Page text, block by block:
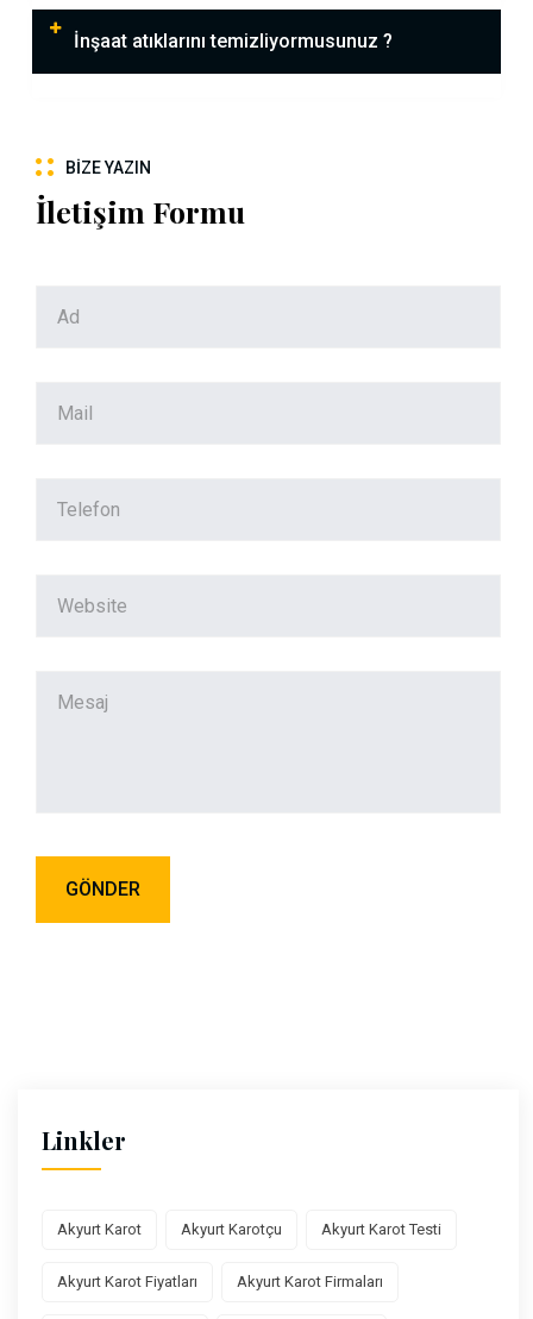
İnşaat atıklarını temizliyormusunuz ?
BIZE YAZIN
İletişim Formu
Linkler
Akyurt Karot Akyurt Karotçu Akyurt Karot Testi
Akyurt Karot Fiyatları Akyurt Karot Firmaları